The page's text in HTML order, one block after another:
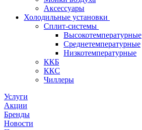
Аксессуары
Холодильные установки
Сплит-системы
Высокотемпературные
Среднетемпературные
Низкотемпературные
ККБ
ККС
Чиллеры
Услуги
Акции
Бренды
Новости